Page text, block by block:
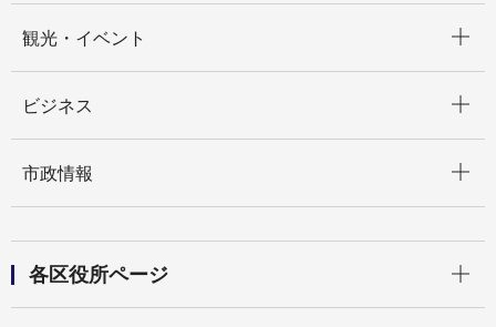
観光・イベント
ビジネス
市政情報
各区役所ページ